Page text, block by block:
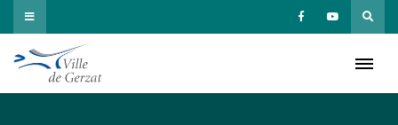
Passer
au
contenu